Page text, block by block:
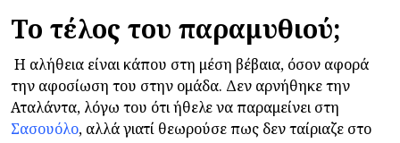
Το τέλος του παραμυθιού;
Η αλήθεια είναι κάπου στη μέση βέβαια, όσον αφορά
την αφοσίωση του στην ομάδα. Δεν αρνήθηκε την
Αταλάντα, λόγω του ότι ήθελε να παραμείνει στη
Σασουόλο, αλλά γιατί θεωρούσε πως δεν ταίριαζε στο